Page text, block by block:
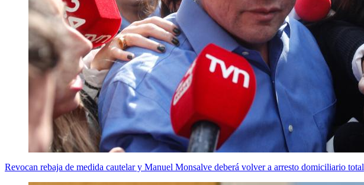
Revocan rebaja de medida cautelar y Manuel Monsalve deberá volver a arresto domiciliario total